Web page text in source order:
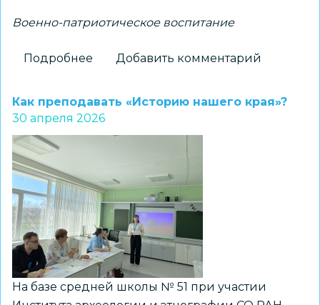
Военно-патриотическое воспитание
Подробнее
Новосибирске
прошел
областной
безопасности
и
защиты
Родины»:
ключевые
аспекты
формирования
Добавить комментарий
Как преподавать «Историю нашего края»?
30 апреля 2026
На базе средней школы № 51 при участии